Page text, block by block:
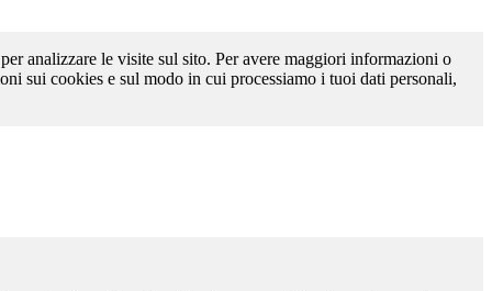
analizzare le visite sul sito. Per avere maggiori informazioni o
sui cookies e sul modo in cui processiamo i tuoi dati personali,